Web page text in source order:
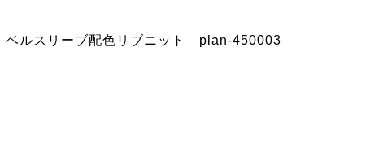
ベルスリーブ配色リブニット plan-450003